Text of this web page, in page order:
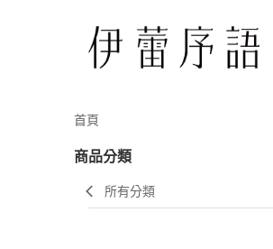
首頁
商品分類
所有分類